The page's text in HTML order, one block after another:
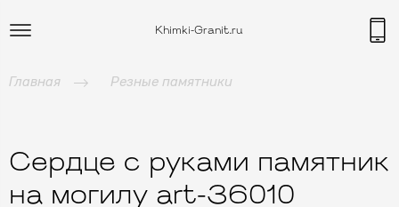
Khimki-Granit.ru
Главная Резные памятники
Сердце с руками памятник
на могилу art-36010